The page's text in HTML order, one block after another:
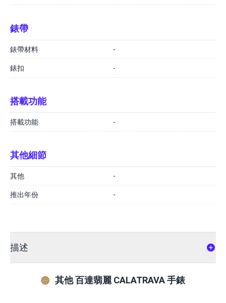
錶帶
錶帶材料 -
錶扣 -
搭載功能
搭載功能 -
其他細節
其他 -
推出年份 -
描述
其他 百達翡麗 CALATRAVA 手錶